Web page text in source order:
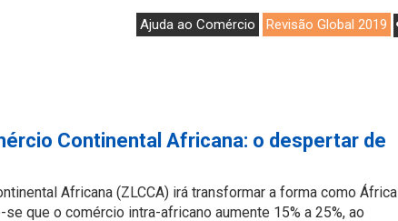
Ajuda ao Comércio Revisão Global 2019
Continental Africana: o despertar de
Africana (ZLCCA) irá transformar a forma como África
que o comércio intra-africano aumente 15% a 25%, ao